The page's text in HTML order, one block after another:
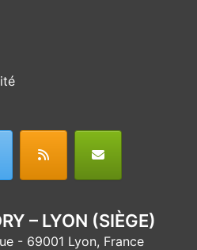
– LYON (SIÈGE)
- 69001 Lyon, France